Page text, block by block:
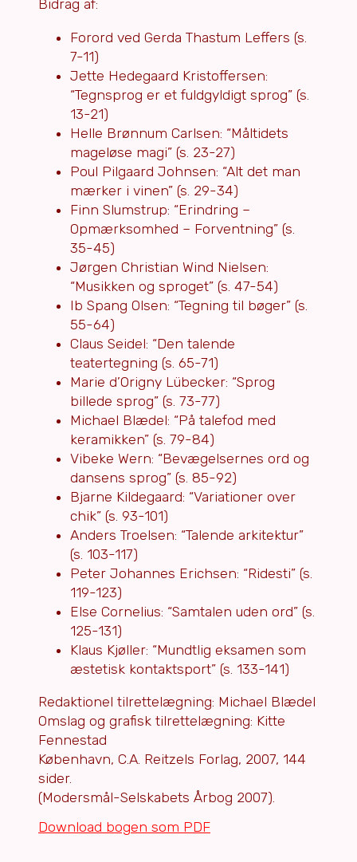
Bidrag af:
Forord ved Gerda Thastum Leffers (s.
7-11)
Jette Hedegaard Kristoffersen:
“Tegnsprog er et fuldgyldigt sprog” (s.
13-21)
Helle Brønnum Carlsen: “Måltidets
mageløse magi” (s. 23-27)
Poul Pilgaard Johnsen: “Alt det man
mærker i vinen” (s. 29-34)
Finn Slumstrup: “Erindring –
Opmærksomhed – Forventning” (s.
35-45)
Jørgen Christian Wind Nielsen:
“Musikken og sproget” (s. 47-54)
Ib Spang Olsen: “Tegning til bøger” (s.
55-64)
Claus Seidel: “Den talende
teatertegning (s. 65-71)
Marie d’Origny Lübecker: “Sprog
billede sprog” (s. 73-77)
Michael Blædel: “På talefod med
keramikken” (s. 79-84)
Vibeke Wern: “Bevægelsernes ord og
dansens sprog” (s. 85-92)
Bjarne Kildegaard: “Variationer over
chik” (s. 93-101)
Anders Troelsen: “Talende arkitektur”
(s. 103-117)
Peter Johannes Erichsen: “Ridesti” (s.
119-123)
Else Cornelius: “Samtalen uden ord” (s.
125-131)
Klaus Kjøller: “Mundtlig eksamen som
æstetisk kontaktsport” (s. 133-141)
Redaktionel tilrettelægning: Michael Blædel
Omslag og grafisk tilrettelægning: Kitte
Fennestad
København, C.A. Reitzels Forlag, 2007, 144
sider.
(Modersmål-Selskabets Årbog 2007).
Download bogen som PDF